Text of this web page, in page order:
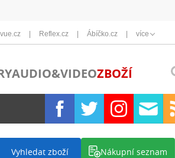
Reflex.cz Ábíčko.cz více
AUDIO&VIDEOZBOŽÍ
Vyhledat zboží Nákupní seznam